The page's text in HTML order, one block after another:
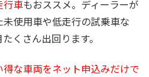
行車もおススメ。ディーラーが
使用車や低走行の試乗車な
くさん出回ります。
得な車両をネット申込みだけで